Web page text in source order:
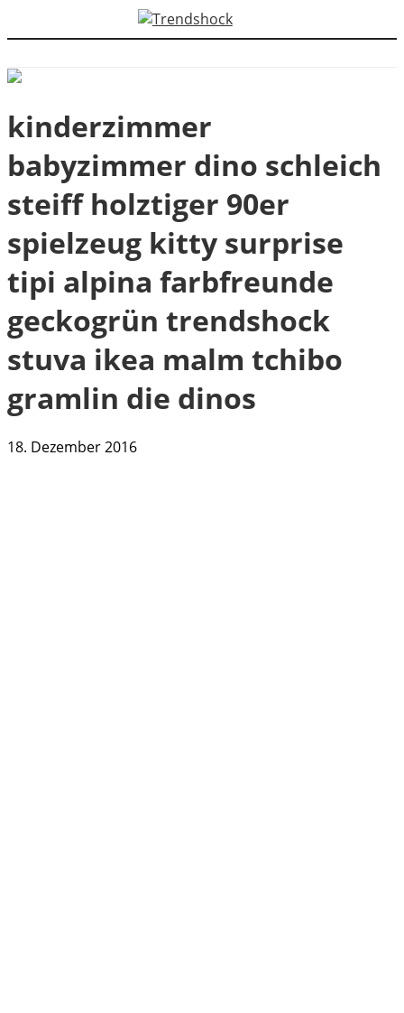
kinderzimmer
babyzimmer dino schleich
steiff holztiger 90er
spielzeug kitty surprise
tipi alpina farbfreunde
geckogrün trendshock
stuva ikea malm tchibo
gramlin die dinos
18. Dezember 2016